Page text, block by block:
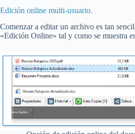
Edición online multi-usuario.
Comenzar a editar un archivo es tan
«Edición Online» tal y como se muestra